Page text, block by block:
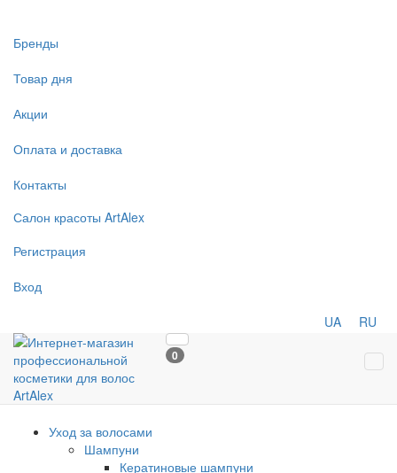
Бренды
Товар дня
Акции
Оплата и доставка
Контакты
Салон красоты ArtAlex
Регистрация
Вход
UA RU
0
Уход за волосами
Шампуни
Кератиновые шампуни